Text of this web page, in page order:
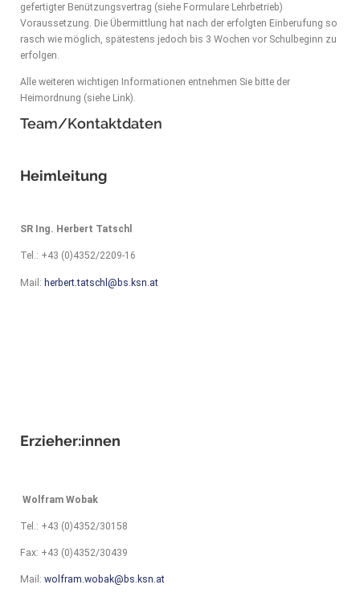
gefertigter Benützungsvertrag (siehe Formulare Lehrbetrieb)
Voraussetzung. Die Übermittlung hat nach der erfolgten Einberufung so
rasch wie möglich, spätestens jedoch bis 3 Wochen vor Schulbeginn zu
erfolgen.
Alle weiteren wichtigen Informationen entnehmen Sie bitte der
Heimordnung (siehe Link).
Team/Kontaktdaten
Heimleitung
SR Ing. Herbert Tatschl
Tel.: +43 (0)4352/2209-16
Mail: herbert.tatschl@bs.ksn.at
Erzieher:innen
Wolfram Wobak
Tel.: +43 (0)4352/30158
Fax: +43 (0)4352/30439
Mail: wolfram.wobak@bs.ksn.at